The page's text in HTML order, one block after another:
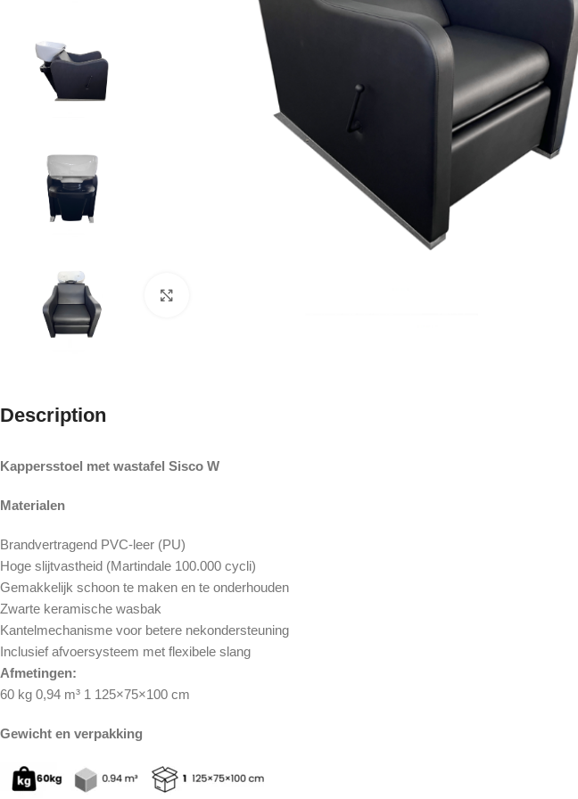
Description
Kappersstoel met wastafel Sisco W
Materialen
Brandvertragend PVC-leer (PU)
Hoge slijtvastheid (Martindale 100.000 cycli)
Gemakkelijk schoon te maken en te onderhouden
Zwarte keramische wasbak
Kantelmechanisme voor betere nekondersteuning
Inclusief afvoersysteem met flexibele slang
Afmetingen:
60 kg 0,94 m³ 1 125×75×100 cm
Gewicht en verpakking